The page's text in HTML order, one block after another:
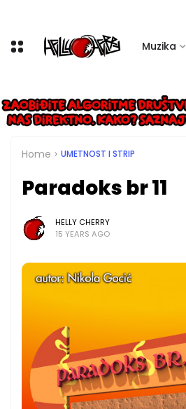
Muzika
Home UMETNOST I STRIP
Paradoks br 11
HELLY CHERRY
15 YEARS AGO